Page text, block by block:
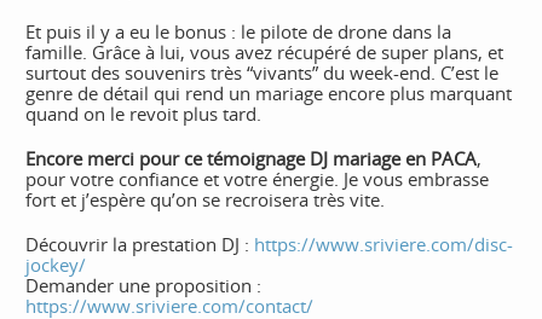
Et puis il y a eu le bonus : le pilote de drone dans la
famille. Grâce à lui, vous avez récupéré de super plans, et
surtout des souvenirs très “vivants” du week-end. C’est le
genre de détail qui rend un mariage encore plus marquant
quand on le revoit plus tard.
Encore merci pour ce témoignage DJ mariage en PACA,
pour votre confiance et votre énergie. Je vous embrasse
fort et j’espère qu’on se recroisera très vite.
Découvrir la prestation DJ : https://www.sriviere.com/disc-
jockey/
Demander une proposition :
https://www.sriviere.com/contact/